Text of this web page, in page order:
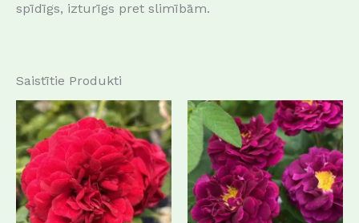
spīdīgs, izturīgs pret slimībām.
Saistītie Produkti
This
product
has
multiple
variants.
The
This
has
The